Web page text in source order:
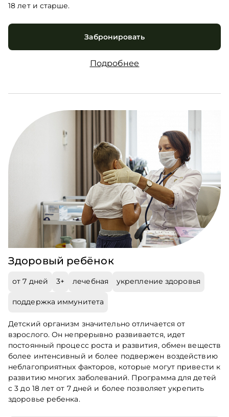
18 лет и старше.
Забронировать
Подробнее
Здоровый ребёнок
от 7 дней 3+ лечебная укрепление здоровья
поддержка иммунитета
Детский организм значительно отличается от
взрослого. Он непрерывно развивается, идет
постоянный процесс роста и развития, обмен веществ
более интенсивный и более подвержен воздействию
неблагоприятных факторов, которые могут привести к
развитию многих заболеваний. Программа для детей
с 3 до 18 лет от 7 дней и более позволяет укрепить
здоровье ребенка.